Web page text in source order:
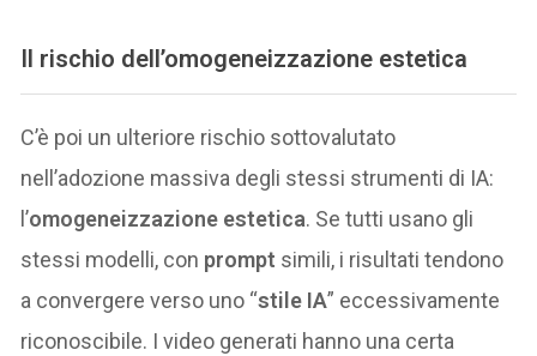
Il rischio dell’omogeneizzazione estetica
C’è poi un ulteriore rischio sottovalutato
nell’adozione massiva degli stessi strumenti di IA:
l’omogeneizzazione estetica. Se tutti usano gli
stessi modelli, con prompt simili, i risultati tendono
a convergere verso uno “stile IA” eccessivamente
riconoscibile. I video generati hanno una certa